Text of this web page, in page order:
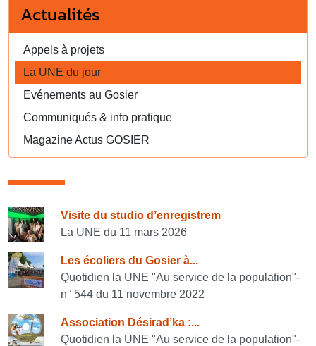
Actualités
Appels à projets
La UNE du jour
Evénements au Gosier
Communiqués & info pratique
Magazine Actus GOSIER
Consulter également
Visite du studio d’enregistrem
La UNE du 11 mars 2026
Les écoliers du Gosier à...
Quotidien la UNE "Au service de la population"-
n° 544 du 11 novembre 2022
Association Désirad’ka :...
Quotidien la UNE "Au service de la population"-